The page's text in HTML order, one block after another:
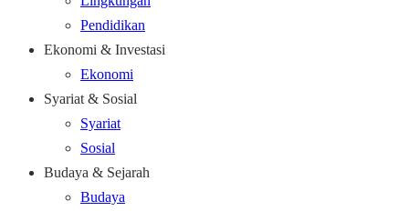
Pendidikan
Ekonomi & Investasi
Ekonomi
Syariat & Sosial
Syariat
Sosial
Budaya & Sejarah
Budaya